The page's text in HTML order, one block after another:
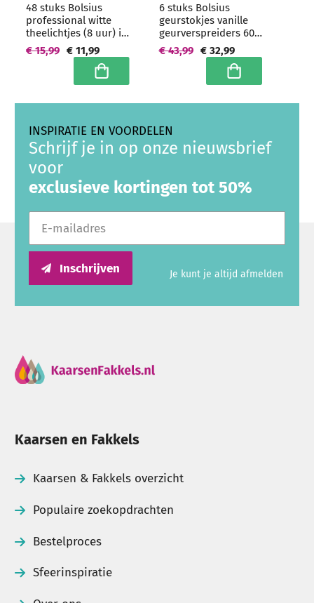
48 stuks Bolsius
professional witte
theelichtjes (8 uur) in
transparante clear
cups
€ 11,99
€ 15,99
In winkelwagen
6 stuks Bolsius
geurstokjes vanille
geurverspreiders 60
ml - grootverpakking
€ 32,99
€ 43,99
In winkelwagen
INSPIRATIE EN VOORDELEN
Schrijf je in op onze nieuwsbrief
voor
exclusieve kortingen tot 50%
Inschrijven Je kunt je altijd afmelden
Kaarsen en Fakkels
Kaarsen & Fakkels overzicht
Populaire zoekopdrachten
Bestelproces
Sfeerinspiratie